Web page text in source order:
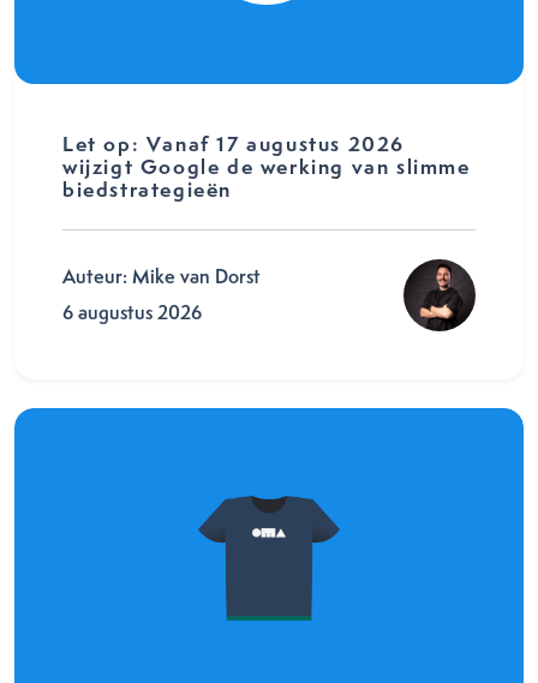
Let op: Vanaf 17 augustus 2026
wijzigt Google de werking van slimme
biedstrategieën
Auteur: Mike van Dorst
6 augustus 2026